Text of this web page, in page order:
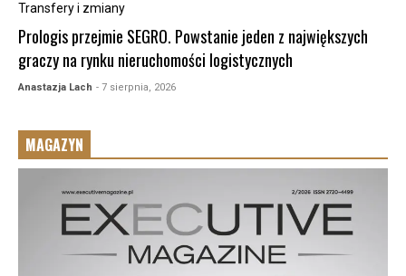
Transfery i zmiany
Prologis przejmie SEGRO. Powstanie jeden z największych
graczy na rynku nieruchomości logistycznych
Anastazja Lach - 7 sierpnia, 2026
MAGAZYN